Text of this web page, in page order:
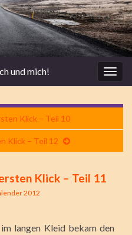
und mich!
Klick – Teil 10
Klick – Teil 12
Klick – Teil 11
2012
langen Kleid bekam den